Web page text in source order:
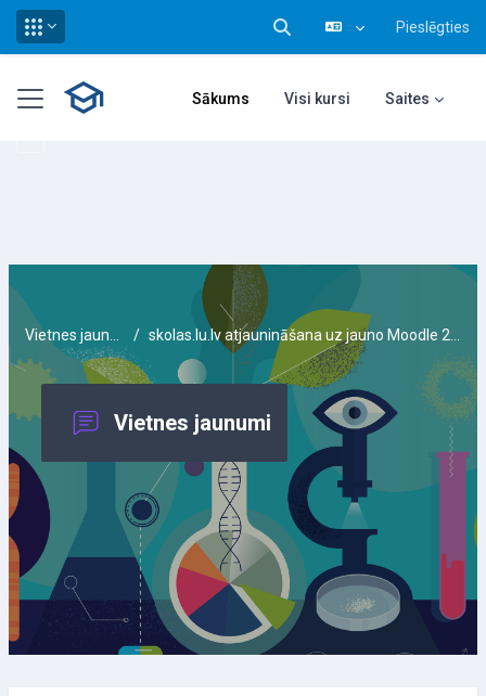
Pārslēgt meklēšanas
Pieslēgties
Sānu panelis Sākums Visi kursi Saites
Vietnes jaunumi skolas.lu.lv atjaunināšana uz jauno Moodle 2 versiju
Vietnes jaunumi